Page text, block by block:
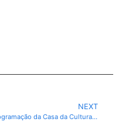
NEXT
Programação da Casa da Cultura de Canaã dos Carajás-PA, nesta segunda-feira, (12).